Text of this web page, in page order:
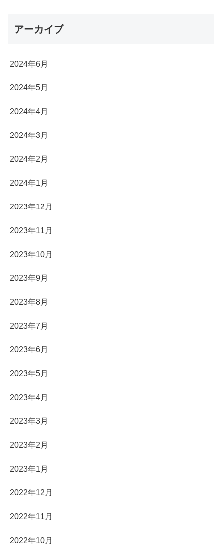
アーカイブ
2024年6月
2024年5月
2024年4月
2024年3月
2024年2月
2024年1月
2023年12月
2023年11月
2023年10月
2023年9月
2023年8月
2023年7月
2023年6月
2023年5月
2023年4月
2023年3月
2023年2月
2023年1月
2022年12月
2022年11月
2022年10月